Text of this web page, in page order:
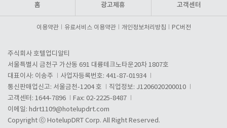
홈 광고제휴 고객센터
이용약관 유료서비스 이용약관 개인정보처리방침 PC버전
주식회사 호텔업디알티
서울특별시 금천구 가산동 691 대륭테크노타운20차 1807호
대표이사: 이송주
사업자등록번호: 441-87-01934
통신판매업신고: 서울금천-1204 호
직업정보: J1206020200010
고객센터: 1644-7896
Fax: 02-2225-8487
이메일: hdrt1109@hotelupdrt.com
Copyright ⓒ HotelupDRT Corp. All Right Reserved.